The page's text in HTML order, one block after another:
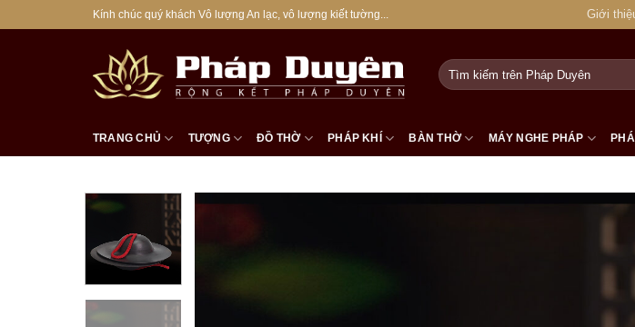
qua
Kính chúc quý khách Vô lượng An lạc, vô lượng kiết tường... Giới
Tìm
kiếm:
TRANG CHỦ TƯỢNG ĐỒ THỜ PHÁP KHÍ BÀN THỜ MÁY NGHE PHÁP